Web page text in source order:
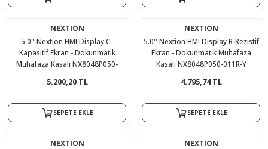
NEXTION
5.0'' Nextion HMI Display C-
Kapasitif Ekran - Dokunmatik
Muhafaza Kasalı NX8048P050-
5.200,20 TL
SEPETE EKLE
NEXTION
5.0'' Nextion HMI Display R-Rezistif
Ekran - Dokunmatik Muhafaza
Kasalı NX8048P050-011R-Y
4.795,74 TL
SEPETE EKLE
NEXTION
NEXTION